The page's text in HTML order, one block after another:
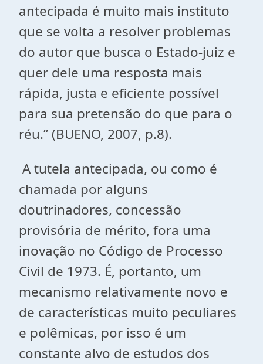
antecipada é muito mais instituto
que se volta a resolver problemas
do autor que busca o Estado-juiz e
quer dele uma resposta mais
rápida, justa e eficiente possível
para sua pretensão do que para o
réu.” (BUENO, 2007, p.8).
A tutela antecipada, ou como é
chamada por alguns
doutrinadores, concessão
provisória de mérito, fora uma
inovação no Código de Processo
Civil de 1973. É, portanto, um
mecanismo relativamente novo e
de características muito peculiares
e polêmicas, por isso é um
constante alvo de estudos dos